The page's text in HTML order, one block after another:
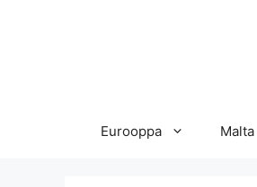
Eurooppa Malta